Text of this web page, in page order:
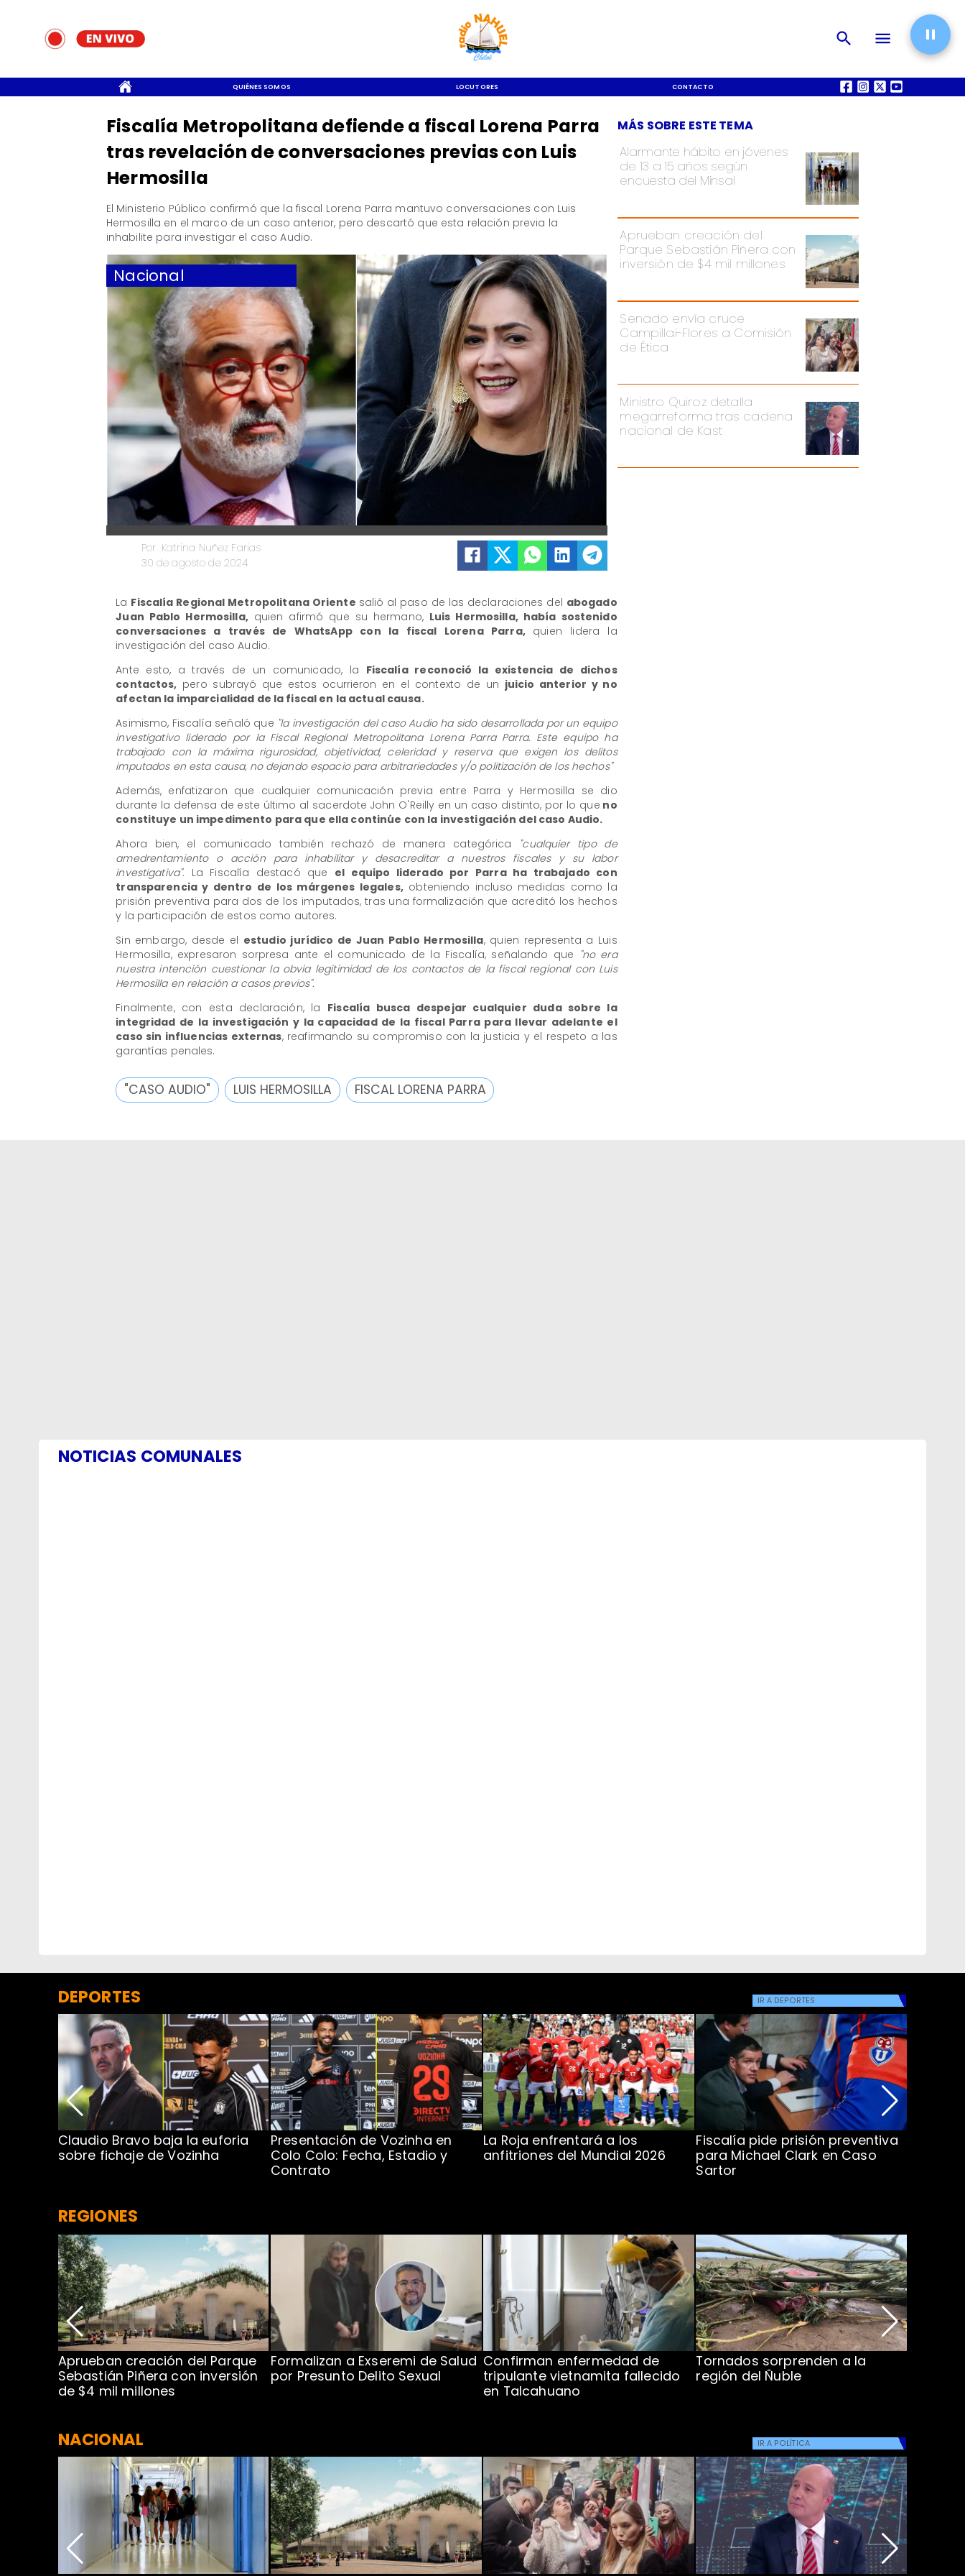
QUIÉNES SOMOS LOCUTORES CONTACTO QUIÉNES SOMOS
Nacional
Katrina Nuñez Farias
Por
30 de agosto de 2024
Alarmante hábito en jóvenes
de 13 a 15 años según
encuesta del Minsal
Aprueban creación del
Parque Sebastián Piñera con
inversión de $4 mil millones
Senado envía cruce
Campillai-Flores a Comisión
de Ética
Ministro Quiroz detalla
megarreforma tras cadena
nacional de Kast
MÁS SOBRE ESTE TEMA
Fiscalía Metropolitana defiende a fiscal Lorena Parra
tras revelación de conversaciones previas con Luis
Hermosilla
​El Ministerio Público confirmó que la fiscal Lorena Parra mantuvo conversaciones con Luis
Hermosilla en el marco de un caso anterior, pero descartó que esta relación previa la
inhabilite para investigar el caso Audio.
La Fiscalía Regional Metropolitana Oriente salió al paso de las declaraciones del abogado
Juan Pablo Hermosilla,quien afirmó que su hermano, Luis Hermosilla, había sostenido
conversaciones a través de WhatsApp con la fiscal Lorena Parra, quien lidera la
investigación del caso Audio.
Ante esto, a través de un comunicado, la Fiscalía reconoció la existencia de dichos
contactos, pero subrayó que estos ocurrieron en el contexto de un juicio anterior y no
afectan la imparcialidad de la fiscal en la actual causa.
Asimismo, Fiscalía señaló que "la investigación del caso Audio ha sido desarrollada por un equipo
investigativo liderado por la Fiscal Regional Metropolitana Lorena Parra Parra. Este equipo ha
trabajado con la máxima rigurosidad, objetividad, celeridad y reserva que exigen los delitos
imputados en esta causa, no dejando espacio para arbitrariedades y/o politización de los hechos"
Además, enfatizaron que cualquier comunicación previa entre Parra y Hermosilla se dio
durante la defensa de este último al sacerdote John O'Reilly en un caso distinto, por lo que no
constituye un impedimento para que ella continúe con la investigación del caso Audio.
Ahora bien, el comunicado también rechazó de manera categórica
"cualquier tipo de
amedrentamiento o acción para inhabilitar y desacreditar a nuestros fiscales y su labor
investigativa". La Fiscalía destacó que el equipo liderado por Parra ha trabajado con
transparencia y dentro de los márgenes legales,obteniendo incluso medidas como la
prisión preventiva para dos de los imputados, tras una formalización que acreditó los hechos
y la participación de estos como autores.
Sin embargo, desde el estudio jurídico de Juan Pablo Hermosilla, quien representa a Luis
Hermosilla, expresaron sorpresa ante el comunicado de la Fiscalía, señalando que "no era
nuestra intención cuestionar la obvia legitimidad de los contactos de la fiscal regional con Luis
Hermosilla en relación a casos previos".
Finalmente, con esta declaración, la Fiscalía busca despejar cualquier duda sobre la
integridad de la investigación y la capacidad de la fiscal Parra para llevar adelante el
caso sin influencias externas, reafirmando su compromiso con la justicia y el respeto a las
garantías penales.
"CASO AUDIO" LUIS HERMOSILLA FISCAL LORENA PARRA
NOTICIAS COMUNALES
DEPORTES IR A DEPORTES
Claudio Bravo baja la euforia
sobre fichaje de Vozinha
Presentación de Vozinha en
Colo Colo: Fecha, Estadio y
Contrato
La Roja enfrentará a los
anfitriones del Mundial 2026
Fiscalía pide prisión preventiva
para Michael Clark en Caso
Sartor
REGIONES
Aprueban creación del Parque
Sebastián Piñera con inversión
de $4 mil millones
Formalizan a Exseremi de Salud
por Presunto Delito Sexual
Confirman enfermedad de
tripulante vietnamita fallecido
en Talcahuano
Tornados sorprenden a la
región del Ñuble
NACIONAL IR A POLÍTICA